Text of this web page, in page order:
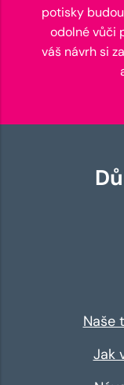
potisky
odolné vůči
váš návrh si
Naše
Jak